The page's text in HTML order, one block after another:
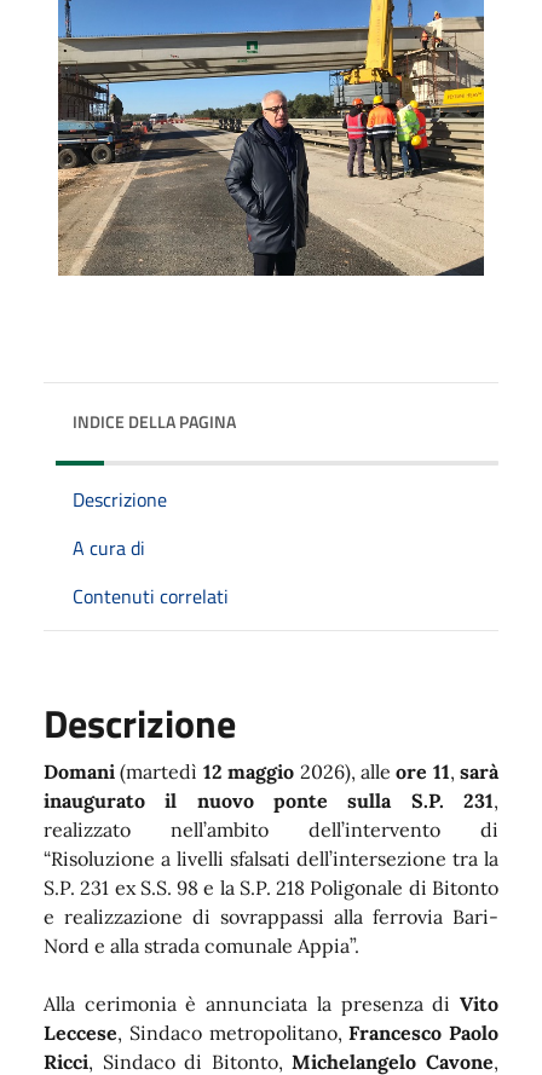
INDICE DELLA PAGINA
Descrizione
A cura di
Contenuti correlati
Descrizione
Domani (martedì 12 maggio 2026), alle ore 11, sarà
inaugurato il nuovo ponte sulla S.P. 231,
realizzato nell’ambito dell’intervento di
“Risoluzione a livelli sfalsati dell’intersezione tra la
S.P. 231 ex S.S. 98 e la S.P. 218 Poligonale di Bitonto
e realizzazione di sovrappassi alla ferrovia Bari-
Nord e alla strada comunale Appia”.
Alla cerimonia è annunciata la presenza di Vito
Leccese, Sindaco metropolitano,Francesco Paolo
Ricci, Sindaco di Bitonto,Michelangelo Cavone,